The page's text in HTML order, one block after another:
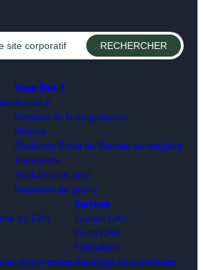
Vous êtes ?
Avocat.e
Membre de la magistrature
Notaire
Étudiant.e École du Barreau ou stagiaire
Parajuriste
Étudiant.e en droit
Personne du public
du CAIJ
documentées
Services
Espace CAIJ
Carte CAIJ
Formation
Repérage documentaire